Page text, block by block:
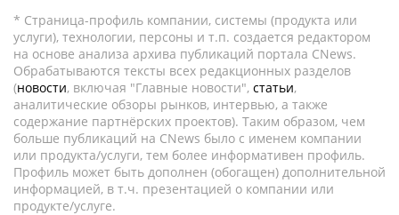
* Страница-профиль компании, системы (продукта или
услуги), технологии, персоны и т.п. создается редактором
на основе анализа архива публикаций портала CNews.
Обрабатываются тексты всех редакционных разделов
(новости, включая "Главные новости", статьи,
аналитические обзоры рынков, интервью, а также
содержание партнёрских проектов). Таким образом, чем
больше публикаций на CNews было с именем компании
или продукта/услуги, тем более информативен профиль.
Профиль может быть дополнен (обогащен) дополнительной
информацией, в т.ч. презентацией о компании или
продукте/услуге.